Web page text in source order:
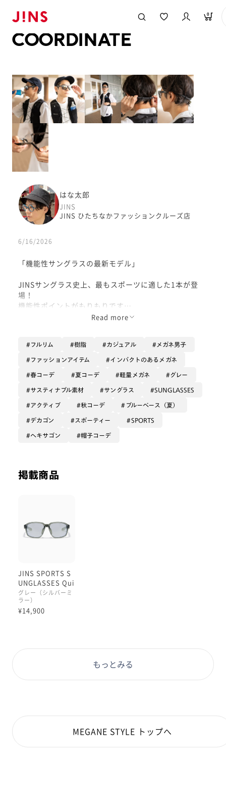
0
COORDINATE
はな太郎
JINS
JINS ひたちなかファッションクルーズ店
6/16/2026
「機能性サングラスの最新モデル」
JINSサングラス史上、最もスポーツに適した1本が登
場！
機能性ポイントがもりもりです
・テンプルの蛇腹機構
・新モデル鼻パッド
たくさんの技術が詰まっていて、
かけ心地の軽さとしっかりしたフィット感を実現してい
ます
今回は趣味のトレランスタイルでコーディネート
スクエア型のミラーサングラスもスポーツの気分を高め
てくれます
是非お試しください。
Read more
フルリム 樹脂 カジュアル メガネ男子
ファッションアイテム インパクトのあるメガネ
春コーデ 夏コーデ 軽量メガネ グレー
サスティナブル素材 サングラス SUNGLASSES
アクティブ 秋コーデ ブルーベース（夏）
デカゴン スポーティー SPORTS
ヘキサゴン 帽子コーデ
掲載商品
JINS SPORTS S
UNGLASSES Qui
ck Fit
グレー（シルバーミ
ラー）
¥14,900
もっとみる
MEGANE STYLE トップへ